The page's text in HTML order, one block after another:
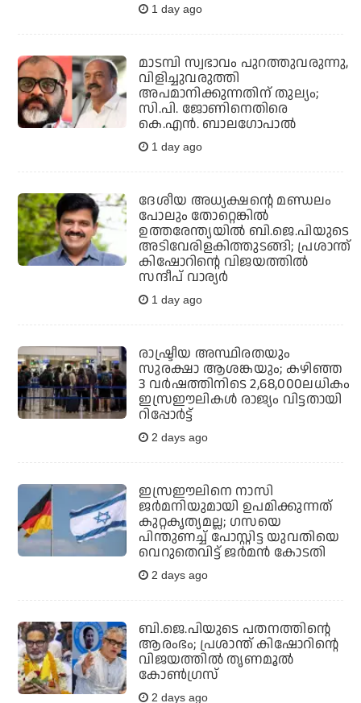
1 day ago
മാടമ്പി സ്വഭാവം പുറത്തുവരുന്നു,
വിളിച്ചുവരുത്തി
അപമാനിക്കുന്നതിന് തുല്യം;
സി.പി. ജോണിനെതിരെ
കെ.എന്‍. ബാലഗോപാല്‍
1 day ago
ദേശീയ അധ്യക്ഷന്റെ മണ്ഡലം
പോലും തോറ്റെങ്കില്‍
ഉത്തരേന്ത്യയില്‍ ബി.ജെ.പിയുടെ
അടിവേരിളകിത്തുടങ്ങി; പ്രശാന്ത്
കിഷോറിന്റെ വിജയത്തില്‍
സന്ദീപ് വാര്യര്‍
1 day ago
രാഷ്ട്രീയ അസ്ഥിരതയും
സുരക്ഷാ ആശങ്കയും; കഴിഞ്ഞ
3 വര്‍ഷത്തിനിടെ 2,68,000ലധികം
ഇസ്രഈലികള്‍ രാജ്യം വിട്ടതായി
റിപ്പോര്‍ട്ട്
2 days ago
ഇസ്രഈലിനെ നാസി
ജര്‍മനിയുമായി ഉപമിക്കുന്നത്
കുറ്റകൃത്യമല്ല; ഗസയെ
പിന്തുണച്ച് പോസ്റ്റിട്ട യുവതിയെ
വെറുതെവിട്ട് ജര്‍മന്‍ കോടതി
2 days ago
ബി.ജെ.പിയുടെ പതനത്തിന്റെ
ആരംഭം; പ്രശാന്ത് കിഷോറിന്റെ
വിജയത്തില്‍ തൃണമൂല്‍
കോണ്‍ഗ്രസ്
2 days ago